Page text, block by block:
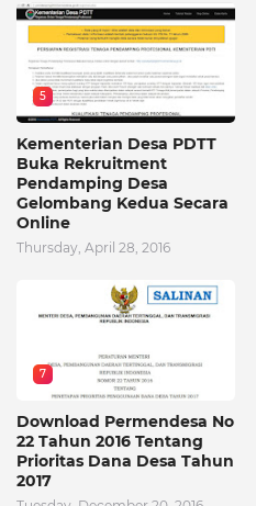
5
Kementerian Desa PDTT
Buka Rekruitment
Pendamping Desa
Gelombang Kedua Secara
Online
Thursday, April 28, 2016
7
Download Permendesa No
22 Tahun 2016 Tentang
Prioritas Dana Desa Tahun
2017